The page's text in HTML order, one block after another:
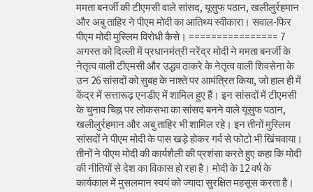
ममता बनर्जी की टीएमसी वाले सांसद, यूसुफ पठान, खलीलुर्रहमान
और अबु ताहिर ने पीएम मोदी का आतिथ्य स्वीकारा। सवाल-फिर
पीएम मोदी मुस्लिम विरोधी कैसे। ================ 7
अगस्त को दिल्ली में प्रधानमंत्री नरेंद्र मोदी ने ममता बनर्जी के
नेतृत्व वाली टीएमसी और उद्धव ठाकरे के नेतृत्व वाली शिवसेना के
उन 26 सांसदों को सुबह के नाश्ते पर आमंत्रित किया, जो हाल ही में
केंद्र में सत्तारूढ़ एनडीए में शामिल हुए हैं। इन सांसदों में टीएमसी
के चुनाव चिह्न पर लोकसभा का सांसद बनने वाले यूसुफ पठान,
खलीलुर्रहमान और अबु ताहिर भी शामिल रहे। इन तीनों मुस्लिम
सांसदों ने पीएम मोदी के पास खड़े होकर गर्व से फोटो भी खिंचवाया।
तीनों ने पीएम मोदी की कार्यशैली की प्रशंसा करते हुए कहा कि मोदी
की नीतियों से देश का विकास हो रहा है। मोदी के 12 वर्ष के
कार्यकाल में मुसलमान स्वयं को ज्यादा सुरक्षित महसूस करता है।